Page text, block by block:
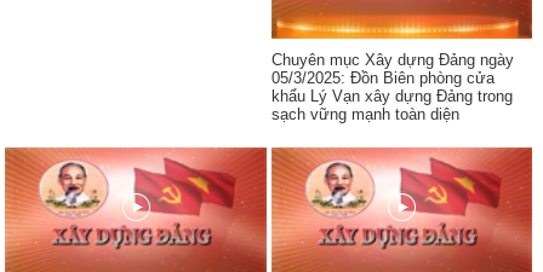
Chuyên mục Xây dựng Đảng ngày
05/3/2025: Đồn Biên phòng cửa
khẩu Lý Vạn xây dựng Đảng trong
sạch vững mạnh toàn diện